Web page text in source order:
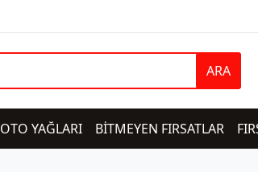
ARA
OTO YAĞLARI BİTMEYEN FIRSATLAR